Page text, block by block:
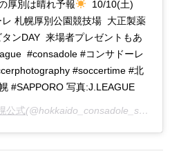
別は晴れ予報
10/10(土)
札幌厚別公園競技場 大正製薬
ンDAY 来場者プレゼントもあ
#consadole #コンサドーレ
#soccertime #北
#SAPPORO 写真:J.LEAGUE
公式(@hokkaido_consadole_sapporo)がシェアした投稿 –